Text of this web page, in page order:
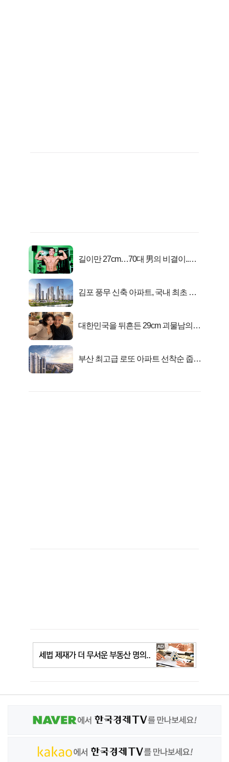
길이만 27cm…70대 男의 비결이..충
김포 풍무 신축 아파트, 국내 최초 반
대한민국을 뒤흔든 29cm 괴물남의
부산 최고급 로또 아파트 선착순 줍줍